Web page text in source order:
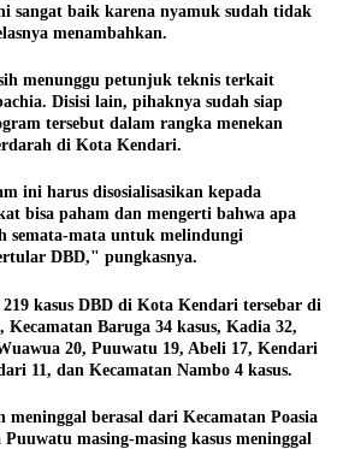
sangat baik karena nyamuk sudah tidak
menambahkan.
menunggu petunjuk teknis terkait
Disisi lain, pihaknya sudah siap
tersebut dalam rangka menekan
di Kota Kendari.
ini harus disosialisasikan kepada
bisa paham dan mengerti bahwa apa
semata-mata untuk melindungi
DBD," pungkasnya.
kasus DBD di Kota Kendari tersebar di
Kecamatan Baruga 34 kasus, Kadia 32,
20, Puuwatu 19, Abeli 17, Kendari
11, dan Kecamatan Nambo 4 kasus.
berasal dari Kecamatan Poasia
masing-masing kasus meninggal